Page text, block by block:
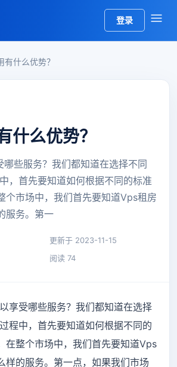
登录
有什么优势？
什么优势？
些服务？我们都知道在选择不同
，首先要知道如何根据不同的标准
个市场中，我们首先要知道Vps租房
服务。第一
更新于 2023-11-15
阅读 74
受哪些服务？我们都知道在选择
程中，首先要知道如何根据不同的
在整个市场中，我们首先要知道Vps
样的服务。第一点，如果我们市场